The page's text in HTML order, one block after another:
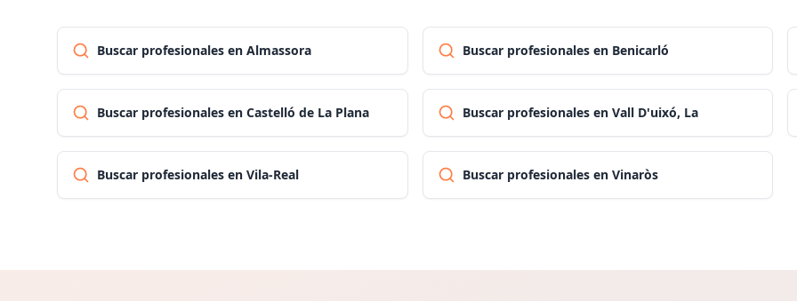
Buscar profesionales en Almassora Buscar profesionales en Benicarló
Buscar profesionales en Castelló de La Plana Buscar profesionales en Vall D'uixó, La
Buscar profesionales en Vila-Real Buscar profesionales en Vinaròs